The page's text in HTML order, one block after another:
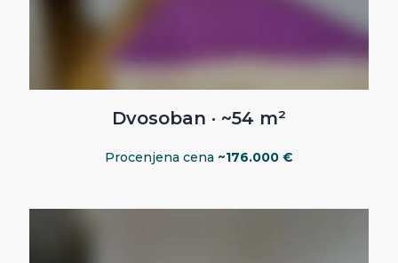
Dvosoban · ~54 m²
Procenjena cena ~176.000 €